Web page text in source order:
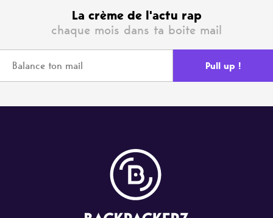
La crème de l'actu rap
chaque mois dans ta boite mail